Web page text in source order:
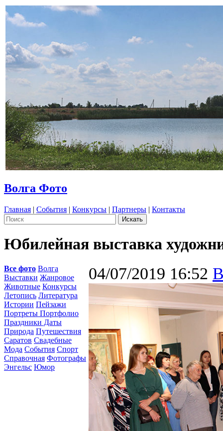
Волга Фото
Главная | События | Конкурсы | Партнеры | Контакты
Юбилейная выставка
Все фото Волга
Выставки Жанровое
Животные Конкурсы
Летопись Литература
Истории Пейзажи
Портреты Портфолио
Праздники Даты
Природа Путешествия
Саратов Свадебные
Мода События Спорт
Справочная Фотографы
Энгельс Юмор
04/07/2019 16:52